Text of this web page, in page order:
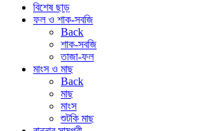
বিশেষ ছাড়
ফল ও শাক-সবজি
Back
শাক-সবজি
তাজা-ফল
মাংস ও মাছ
Back
মাছ
মাংস
শুটকি মাছ